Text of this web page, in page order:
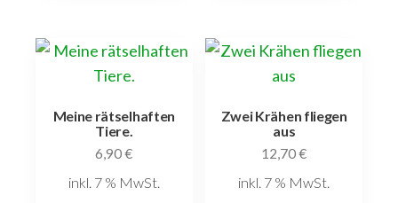
Meine rätselhaften
Tiere.
6,90€
inkl. 7 % MwSt.
Zwei Krähen fliegen
aus
12,70€
inkl. 7 % MwSt.